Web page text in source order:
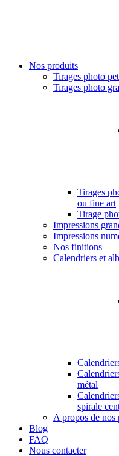
Nos produits
Tirages photo
Tirages photo
Tirages
ou fine art
Tirage
Impressions
Impressions
Nos finitions
Calendriers et
métal
spirale
A propos de nos
Blog
FAQ
Nous contacter